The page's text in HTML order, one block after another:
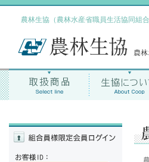
農林生協（農林水産省職員生活協同組